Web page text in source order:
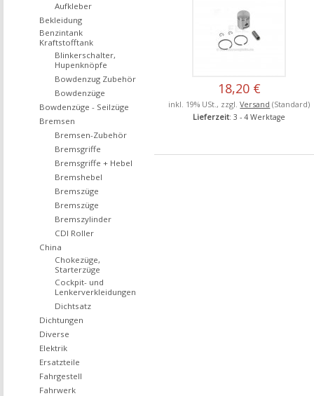
18,20 €
inkl. 19% USt., zzgl.Versand (Standard)
Lieferzeit: 3 - 4 Werktage
Aufkleber
Bekleidung
Benzintank
Kraftstofftank
Blinkerschalter,
Hupenknöpfe
Bowdenzug Zubehör
Bowdenzüge
Bowdenzüge - Seilzüge
Bremsen
Bremsen-Zubehör
Bremsgriffe
Bremsgriffe + Hebel
Bremshebel
Bremszüge
Bremszüge
Bremszylinder
CDI Roller
China
Chokezüge,
Starterzüge
Cockpit- und
Lenkerverkleidungen
Dichtsatz
Dichtungen
Diverse
Elektrik
Ersatzteile
Fahrgestell
Fahrwerk